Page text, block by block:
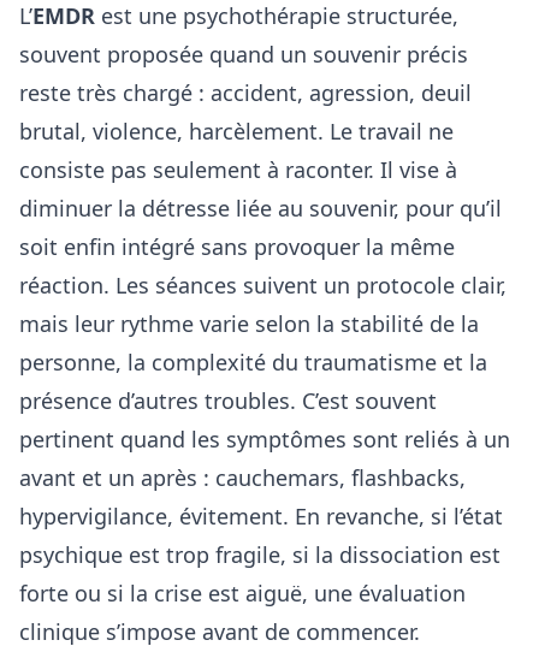
L’EMDR est une psychothérapie structurée,
souvent proposée quand un souvenir précis
reste très chargé : accident, agression, deuil
brutal, violence, harcèlement. Le travail ne
consiste pas seulement à raconter. Il vise à
diminuer la détresse liée au souvenir, pour qu’il
soit enfin intégré sans provoquer la même
réaction. Les séances suivent un protocole clair,
mais leur rythme varie selon la stabilité de la
personne, la complexité du traumatisme et la
présence d’autres troubles. C’est souvent
pertinent quand les symptômes sont reliés à un
avant et un après : cauchemars, flashbacks,
hypervigilance, évitement. En revanche, si l’état
psychique est trop fragile, si la dissociation est
forte ou si la crise est aiguë, une évaluation
clinique s’impose avant de commencer.